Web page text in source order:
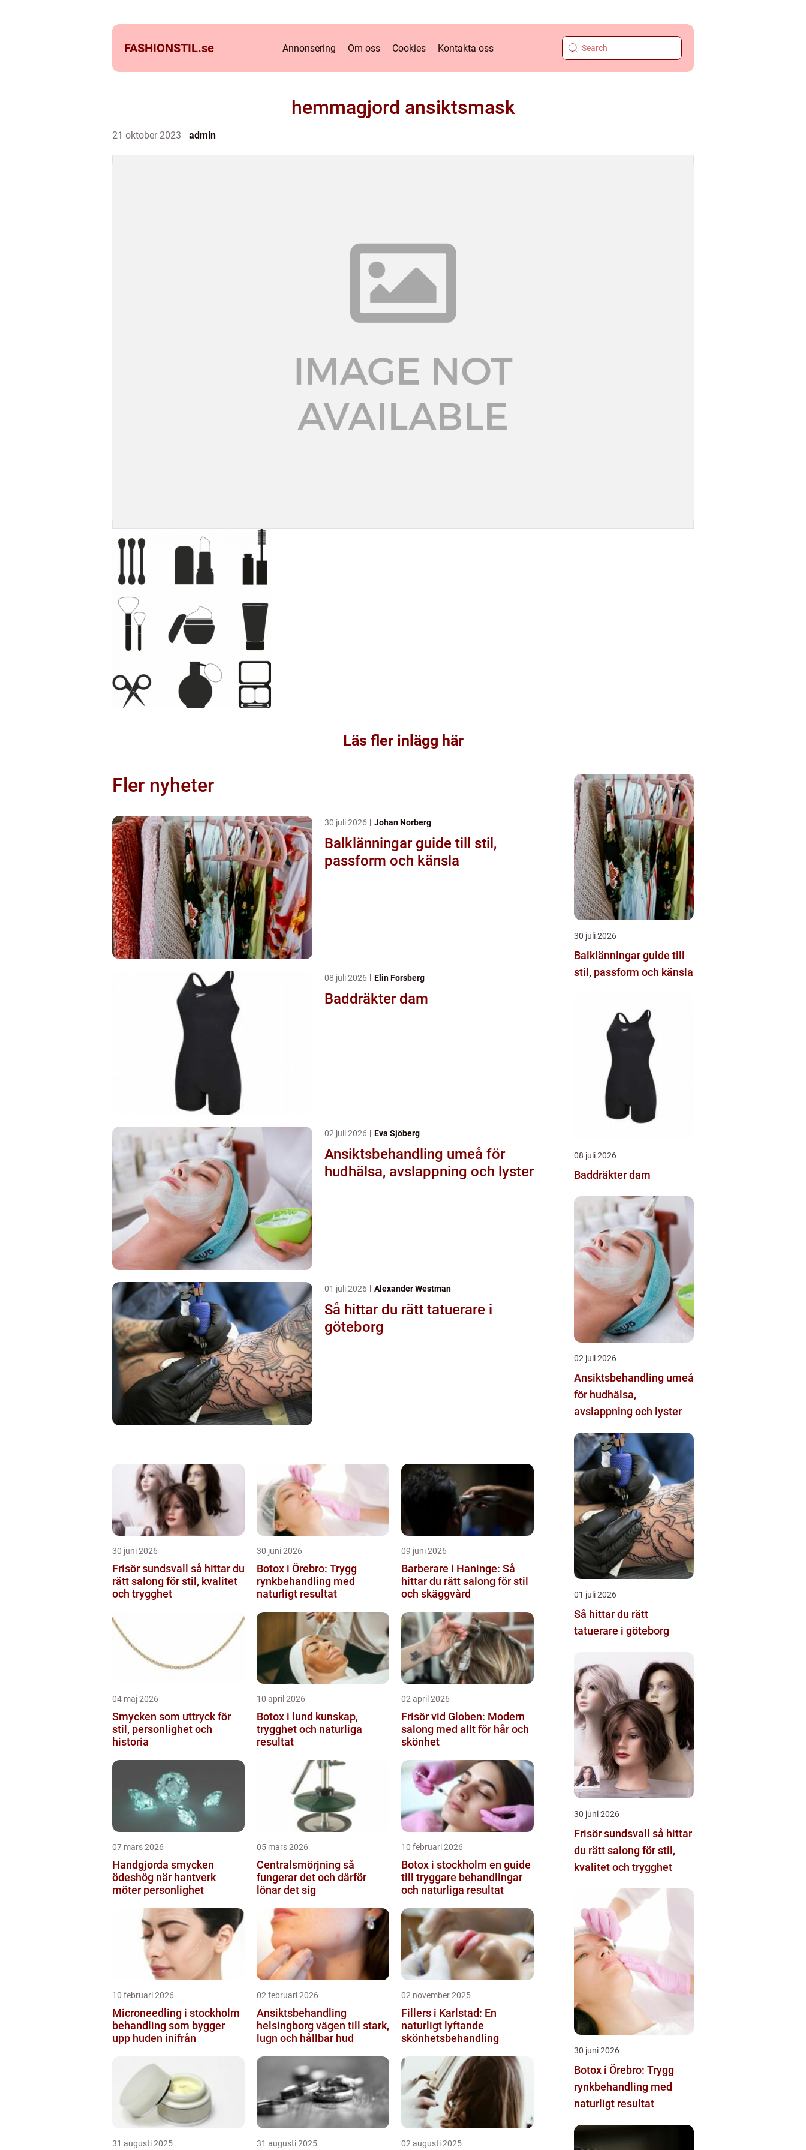
FASHIONSTIL.se Annonsering Om oss Cookies Kontakta oss
hemmagjord ansiktsmask
21 oktober 2023 admin
Läs fler inlägg här
Fler nyheter
30 juli 2026 Johan Norberg
Balklänningar guide till stil,
passform och känsla
08 juli 2026 Elin Forsberg
Baddräkter dam
02 juli 2026 Eva Sjöberg
Ansiktsbehandling umeå för
hudhälsa, avslappning och lyster
01 juli 2026 Alexander Westman
Så hittar du rätt tatuerare i
göteborg
30 juni 2026
Frisör sundsvall så hittar du
rätt salong för stil, kvalitet
och trygghet
30 juni 2026
Botox i Örebro: Trygg
rynkbehandling med
naturligt resultat
09 juni 2026
Barberare i Haninge: Så
hittar du rätt salong för stil
och skäggvård
04 maj 2026
Smycken som uttryck för
stil, personlighet och
historia
10 april 2026
Botox i lund kunskap,
trygghet och naturliga
resultat
02 april 2026
Frisör vid Globen: Modern
salong med allt för hår och
skönhet
07 mars 2026
Handgjorda smycken
ödeshög när hantverk
möter personlighet
05 mars 2026
Centralsmörjning så
fungerar det och därför
lönar det sig
10 februari 2026
Botox i stockholm en guide
till tryggare behandlingar
och naturliga resultat
10 februari 2026
Microneedling i stockholm
behandling som bygger
upp huden inifrån
02 februari 2026
Ansiktsbehandling
helsingborg vägen till stark,
lugn och hållbar hud
02 november 2025
Fillers i Karlstad: En
naturligt lyftande
skönhetsbehandling
31 augusti 2025 31 augusti 2025 02 augusti 2025
30 juli 2026
Balklänningar guide till
stil, passform och känsla
08 juli 2026
Baddräkter dam
02 juli 2026
Ansiktsbehandling umeå
för hudhälsa,
avslappning och lyster
01 juli 2026
Så hittar du rätt
tatuerare i göteborg
30 juni 2026
Frisör sundsvall så hittar
du rätt salong för stil,
kvalitet och trygghet
30 juni 2026
Botox i Örebro: Trygg
rynkbehandling med
naturligt resultat